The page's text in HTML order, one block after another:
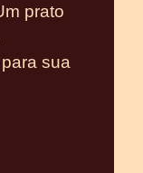
prato
sua